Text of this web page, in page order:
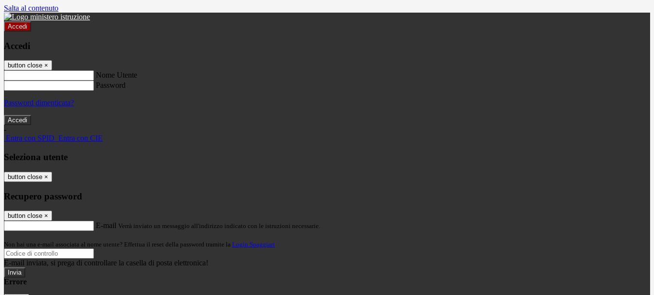
Salta al contenuto
Accedi
Accedi
button close ×
Nome Utente
Password
Password dimenticata?
-
Entra con SPID Entra con CIE
Seleziona utente
button close ×
Recupero password
button close ×
E-mail Verrà inviato un messaggio all'indirizzo indicato con le istruzioni necessarie.
Non hai una e-mail associata al nome utente? Effettua il reset della password tramite la Login Spaggiari
E-mail inviata, si prega di controllare la casella di posta elettronica!
Errore